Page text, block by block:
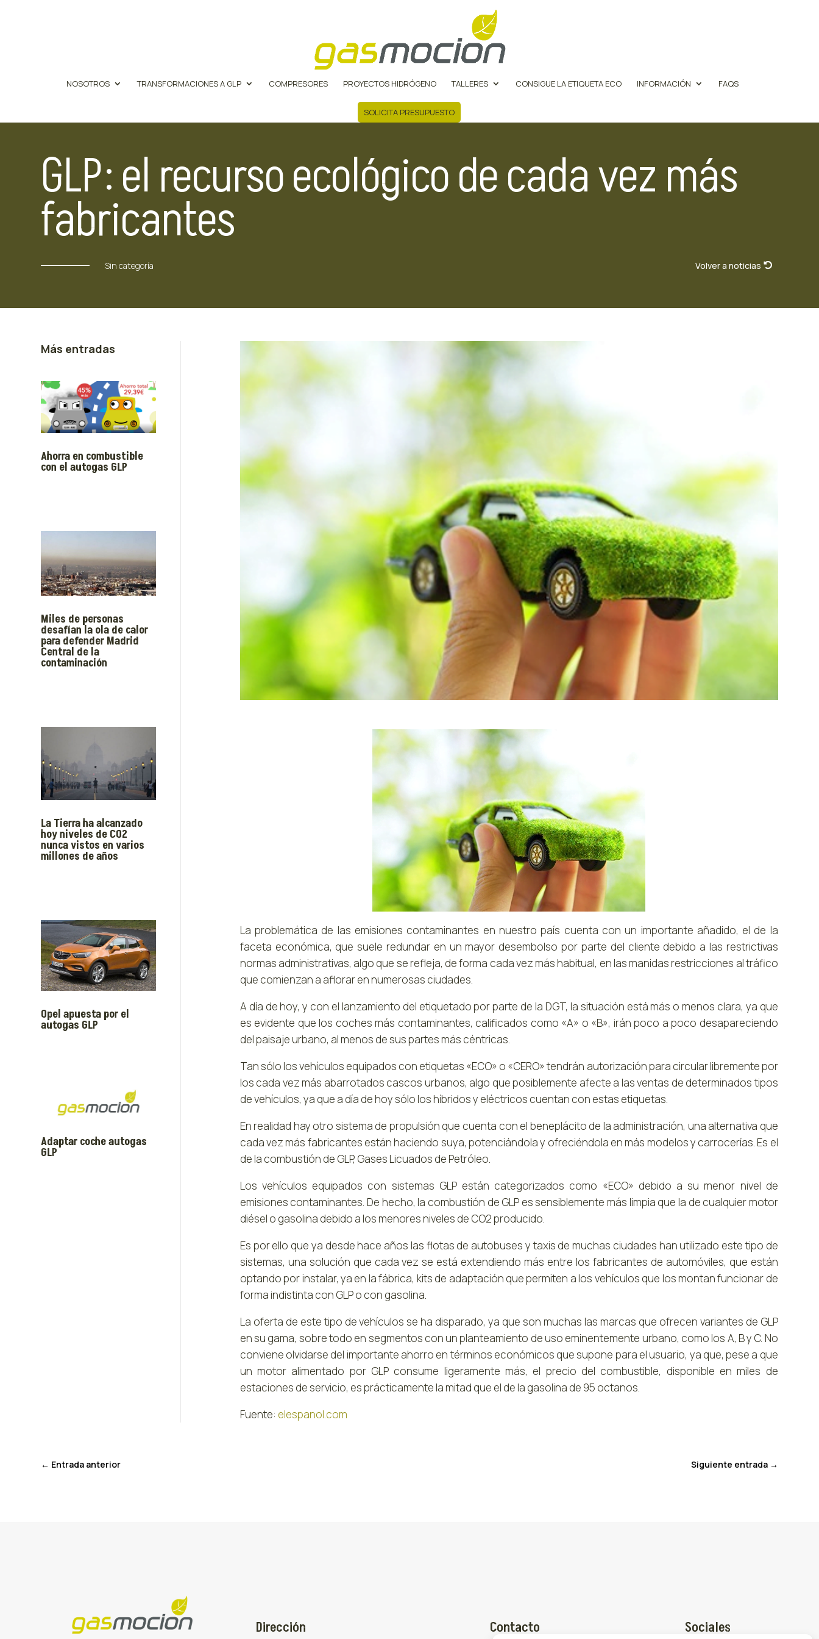
NOSOTROS TRANSFORMACIONES A GLP COMPRESORES PROYECTOS HIDRÓGENO TALLERES CONSIGUE LA ETIQUETA ECO INFORMACIÓN FAQS
SOLICITA PRESUPUESTO
GLP: el recurso ecológico de cada vez más
fabricantes
Sin categoría Volver a noticias
Más entradas
Ahorra en combustible
con el autogas GLP
Miles de personas
desafían la ola de calor
para defender Madrid
Central de la
contaminación
La Tierra ha alcanzado
hoy niveles de CO2
nunca vistos en varios
millones de años
Opel apuesta por el
autogas GLP
Adaptar coche autogas
GLP
La problemática de las emisiones contaminantes en nuestro país cuenta con un importante añadido, el de la
faceta económica, que suele redundar en un mayor desembolso por parte del cliente debido a las restrictivas
normas administrativas, algo que se refleja, de forma cada vez más habitual, en las manidas restricciones al tráfico
que comienzan a aflorar en numerosas ciudades.
A día de hoy, y con el lanzamiento del etiquetado por parte de la DGT, la situación está más o menos clara, ya que
es evidente que los coches más contaminantes, calificados como «A» o «B», irán poco a poco desapareciendo
del paisaje urbano, al menos de sus partes más céntricas.
Tan sólo los vehículos equipados con etiquetas «ECO» o «CERO» tendrán autorización para circular libremente por
los cada vez más abarrotados cascos urbanos, algo que posiblemente afecte a las ventas de determinados tipos
de vehículos, ya que a día de hoy sólo los híbridos y eléctricos cuentan con estas etiquetas.
En realidad hay otro sistema de propulsión que cuenta con el beneplácito de la administración, una alternativa que
cada vez más fabricantes están haciendo suya, potenciándola y ofreciéndola en más modelos y carrocerías. Es el
de la combustión de GLP, Gases Licuados de Petróleo.
Los vehículos equipados con sistemas GLP están categorizados como «ECO» debido a su menor nivel de
emisiones contaminantes. De hecho, la combustión de GLP es sensiblemente más limpia que la de cualquier motor
diésel o gasolina debido a los menores niveles de CO2 producido.
Es por ello que ya desde hace años las flotas de autobuses y taxis de muchas ciudades han utilizado este tipo de
sistemas, una solución que cada vez se está extendiendo más entre los fabricantes de automóviles, que están
optando por instalar, ya en la fábrica, kits de adaptación que permiten a los vehículos que los montan funcionar de
forma indistinta con GLP o con gasolina.
La oferta de este tipo de vehículos se ha disparado, ya que son muchas las marcas que ofrecen variantes de GLP
en su gama, sobre todo en segmentos con un planteamiento de uso eminentemente urbano, como los A, B y C. No
conviene olvidarse del importante ahorro en términos económicos que supone para el usuario, ya que, pese a que
un motor alimentado por GLP consume ligeramente más, el precio del combustible, disponible en miles de
estaciones de servicio, es prácticamente la mitad que el de la gasolina de 95 octanos.
Fuente: elespanol.com
← Entrada anterior Siguiente entrada→
Dirección Contacto Sociales